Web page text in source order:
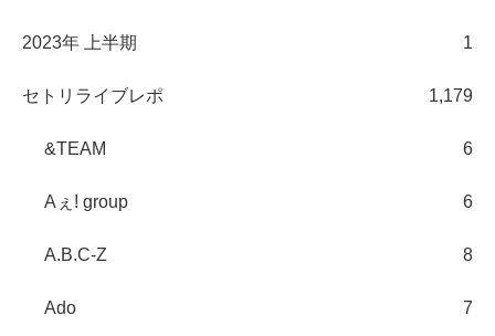
2023年 上半期 1
セトリライブレポ 1,179
&TEAM 6
Aぇ! group 6
A.B.C-Z 8
Ado 7